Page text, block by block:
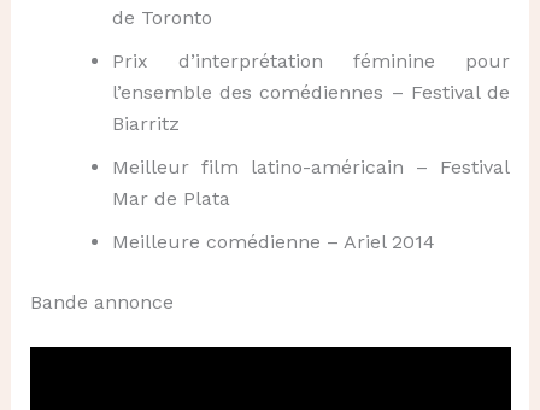
de Toronto
Prix d’interprétation féminine pour
l’ensemble des comédiennes – Festival de
Biarritz
Meilleur film latino-américain – Festival
Mar de Plata
Meilleure comédienne – Ariel 2014
Bande annonce